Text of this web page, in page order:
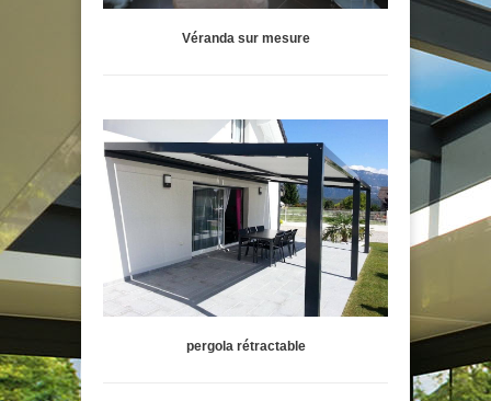
Véranda sur mesure
pergola rétractable